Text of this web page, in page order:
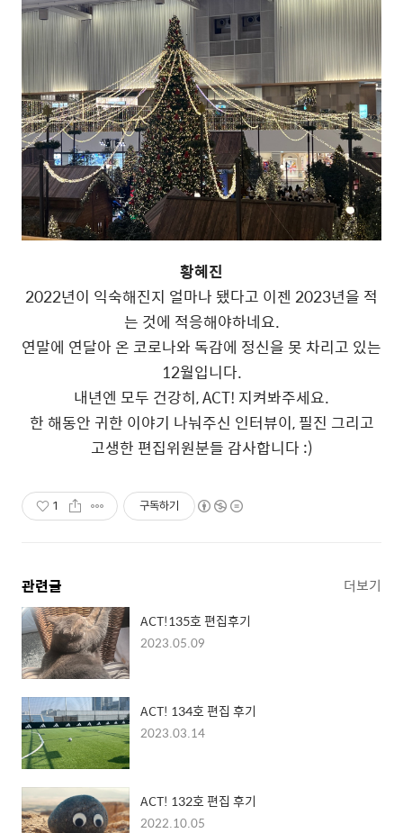
황혜진
2022년이 익숙해진지 얼마나 됐다고 이젠 2023년을 적
는 것에 적응해야하네요.
연말에 연달아 온 코로나와 독감에 정신을 못 차리고 있는
12월입니다.
내년엔 모두 건강히, ACT! 지켜봐주세요.
한 해동안 귀한 이야기 나눠주신 인터뷰이, 필진 그리고
고생한 편집위원분들 감사합니다 :)
1 구독하기
관련글 더보기
ACT!135호 편집후기
2023.05.09
ACT! 134호 편집 후기
2023.03.14
ACT! 132호 편집 후기
2022.10.05